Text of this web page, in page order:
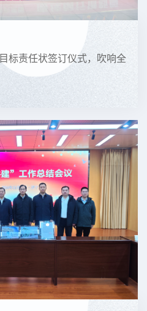
标责任状签订仪式，吹响全